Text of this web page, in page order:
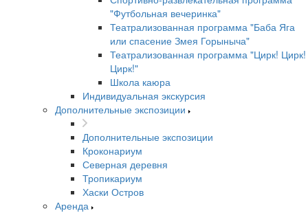
"Футбольная вечеринка"
Театрализованная программа "Баба Яга
или спасение Змея Горыныча"
Театрализованная программа "Цирк! Цирк!
Цирк!"
Школа каюра
Индивидуальная экскурсия
Дополнительные экспозиции
Дополнительные экспозиции
Кроконариум
Северная деревня
Тропикариум
Хаски Остров
Аренда